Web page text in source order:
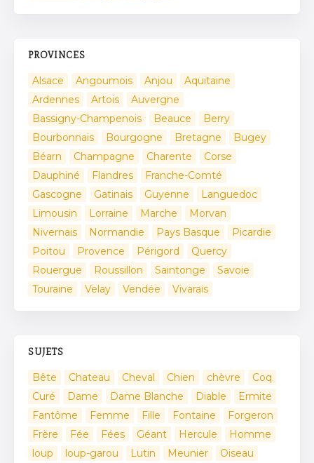
PROVINCES
Alsace Angoumois Anjou
Aquitaine
Ardennes
Artois
Auvergne
Bassigny-Champenois
Beauce
Berry
Bourbonnais
Bourgogne Bretagne
Bugey
Béarn
Champagne Charente
Corse
Dauphiné
Flandres
Franche-Comté
Gascogne
Gatinais Guyenne
Languedoc
Limousin
Lorraine Marche
Morvan
Nivernais
Normandie Pays Basque
Picardie
Poitou
Provence Périgord
Quercy
Rouergue
Roussillon Saintonge
Savoie
Touraine
Velay Vendée Vivarais
SUJETS
Bête Chateau Cheval Chien chèvre
Coq
Curé
Dame Dame Blanche Diable
Ermite
Fantôme
Femme Fille Fontaine
Forgeron
Frère
Fée Fées Géant Hercule
Homme
loup
loup-garou Lutin Meunier
Oiseau